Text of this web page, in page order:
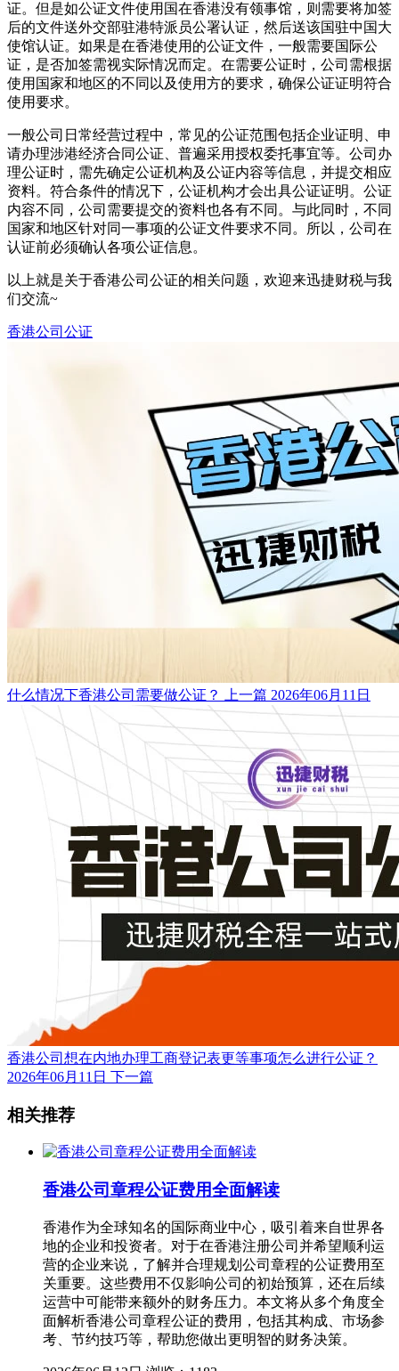
证。但是如公证文件使用国在香港没有领事馆，则需要将加签
后的文件送外交部驻港特派员公署认证，然后送该国驻中国大
使馆认证。如果是在香港使用的公证文件，一般需要国际公
证，是否加签需视实际情况而定。在需要公证时，公司需根据
使用国家和地区的不同以及使用方的要求，确保公证证明符合
使用要求。
一般公司日常经营过程中，常见的公证范围包括企业证明、申
请办理涉港经济合同公证、普遍采用授权委托事宜等。公司办
理公证时，需先确定公证机构及公证内容等信息，并提交相应
资料。符合条件的情况下，公证机构才会出具公证证明。公证
内容不同，公司需要提交的资料也各有不同。与此同时，不同
国家和地区针对同一事项的公证文件要求不同。所以，公司在
认证前必须确认各项公证信息。
以上就是关于香港公司公证的相关问题，欢迎来迅捷财税与我
们交流~
香港公司公证
什么情况下香港公司需要做公证？ 上一篇 2026年06月11日
香港公司想在内地办理工商登记表更等事项怎么进行公证？
2026年06月11日 下一篇
相关推荐
香港公司章程公证费用全面解读
香港作为全球知名的国际商业中心，吸引着来自世界各
地的企业和投资者。对于在香港注册公司并希望顺利运
营的企业来说，了解并合理规划公司章程的公证费用至
关重要。这些费用不仅影响公司的初始预算，还在后续
运营中可能带来额外的财务压力。本文将从多个角度全
面解析香港公司章程公证的费用，包括其构成、市场参
考、节约技巧等，帮助您做出更明智的财务决策。